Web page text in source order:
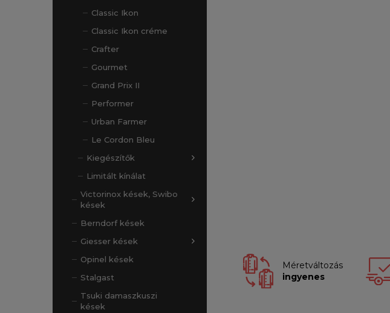
Classic Ikon
Classic Ikon créme
Crafter
Gourmet
Grand Prix II
Performer
Urban Farmer
Le Cordon Bleu
Kiegészítők
Limitált kínálat
Victorinox kések, Swibo
kések
Berndorf kések
Giesser kések
Opinel kések
Stalgast
Tsuki damaszkuszi
kések
Méretváltozás
ingyenes